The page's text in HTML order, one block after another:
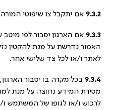
9.3.2 אם יתקבל צו שיפוטי
9.3.3 אם הארגון יסבור לפי
האמור נדרשת על מנת להקטין
לאתר ו/או לכל צד שלישי אחר.
9.3.4 בכל מקרה בו יסבור
מסירת המידע נחוצה על מנת
לרכוש ו/או לגופו של המשתמש